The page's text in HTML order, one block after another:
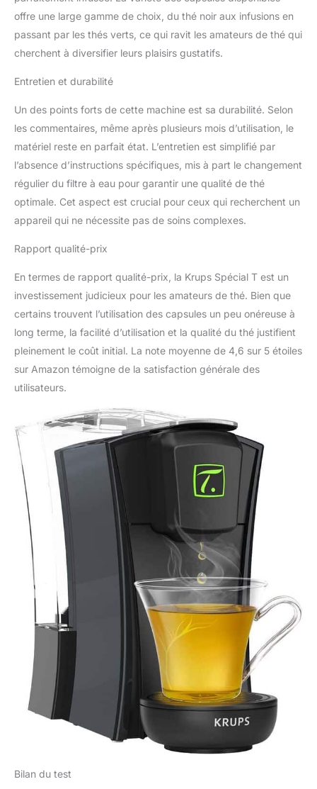
offre une large gamme de choix, du thé noir aux infusions en
passant par les thés verts, ce qui ravit les amateurs de thé qui
cherchent à diversifier leurs plaisirs gustatifs.
Entretien et durabilité
Un des points forts de cette machine est sa durabilité. Selon
les commentaires, même après plusieurs mois d’utilisation, le
matériel reste en parfait état. L’entretien est simplifié par
l’absence d’instructions spécifiques, mis à part le changement
régulier du filtre à eau pour garantir une qualité de thé
optimale. Cet aspect est crucial pour ceux qui recherchent un
appareil qui ne nécessite pas de soins complexes.
Rapport qualité-prix
En termes de rapport qualité-prix, la Krups Spécial T est un
investissement judicieux pour les amateurs de thé. Bien que
certains trouvent l’utilisation des capsules un peu onéreuse à
long terme, la facilité d’utilisation et la qualité du thé justifient
pleinement le coût initial. La note moyenne de 4,6 sur 5 étoiles
sur Amazon témoigne de la satisfaction générale des
utilisateurs.
Bilan du test